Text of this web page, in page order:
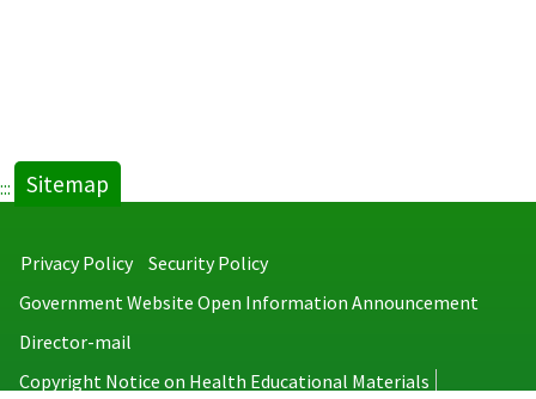
::: Sitemap
Privacy Policy
Security Policy
Government Website Open Information Announcement
Director-mail
Copyright Notice on Health Educational Materials